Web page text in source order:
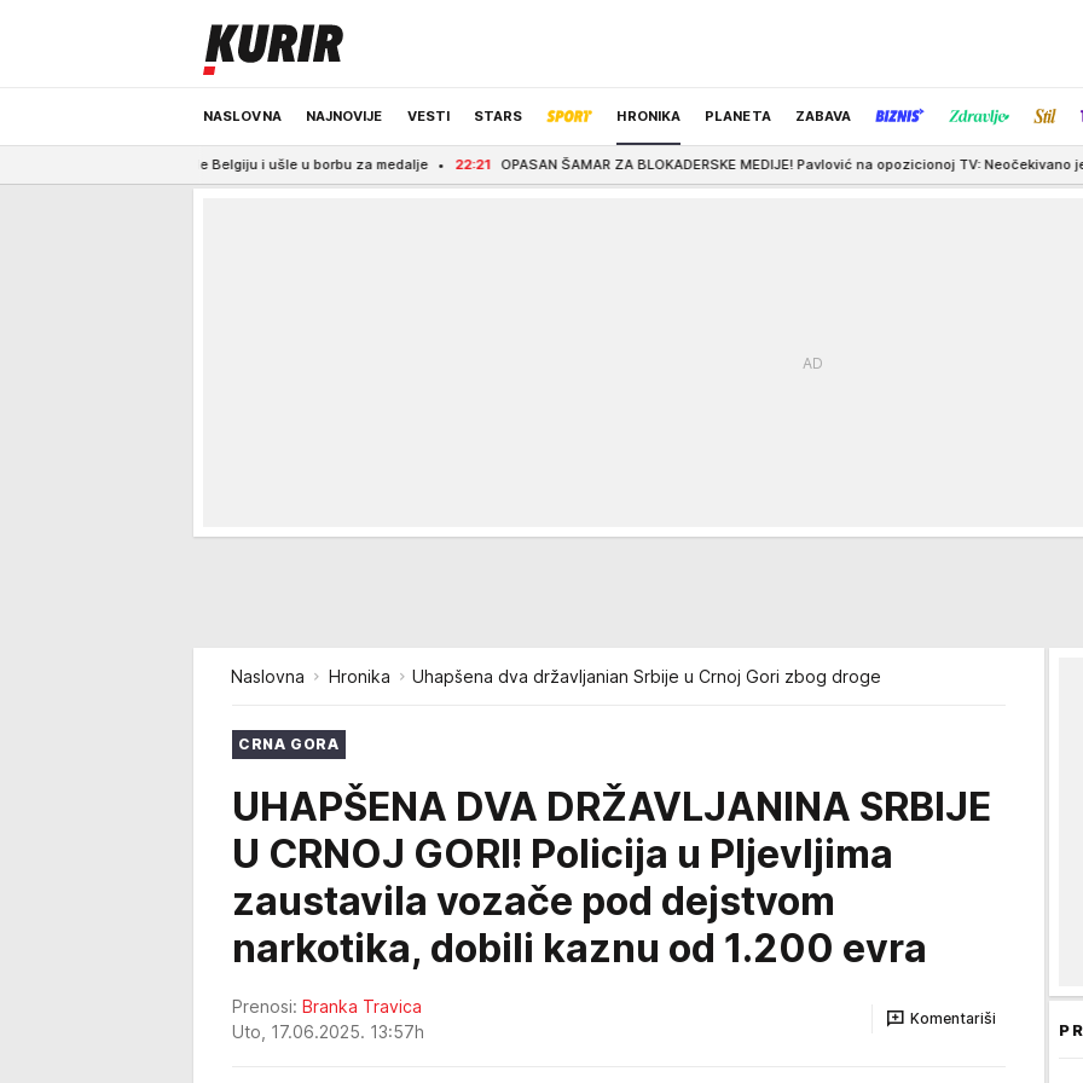
NASLOVNA NAJNOVIJE VESTI STARS HRONIKA PLANETA ZABAVA
ODRŽIVA BUDUĆNOST REGION NEWS IZBOR UREDNIKA
srušile Belgiju i ušle u borbu za medalje 22:21 OPASAN ŠAMAR ZA BLOKADERSKE MEDIJE! Pavlović na opozicionoj TV: Neočekivano je dobar
Naslovna Hronika Uhapšena dva državljanian Srbije u Crnoj Gori zbog droge
CRNA GORA
UHAPŠENA DVA DRŽAVLJANINA SRBIJE
U CRNOJ GORI! Policija u Pljevljima
zaustavila vozače pod dejstvom
narkotika, dobili kaznu od 1.200 evra
Prenosi: Branka Travica
Uto, 17.06.2025. 13:57h
Komentariši